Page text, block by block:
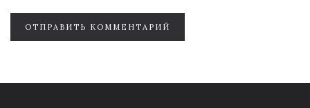
ОТПРАВИТЬ КОММЕНТАРИЙ